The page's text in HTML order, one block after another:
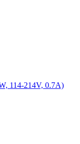
114-214V, 0.7A)